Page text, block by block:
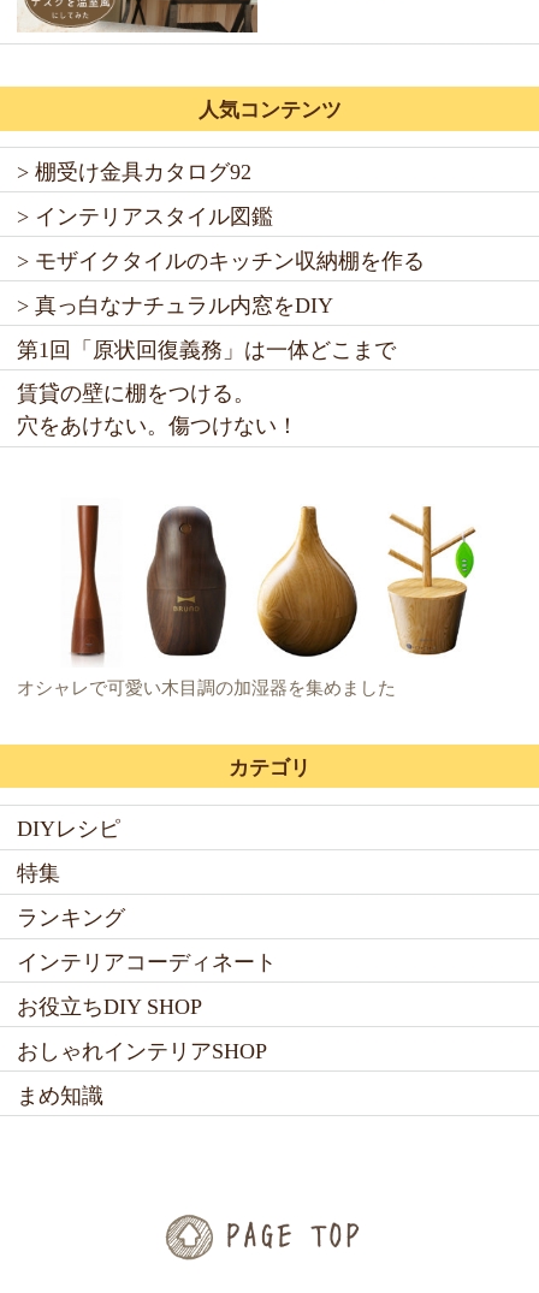
人気コンテンツ
> 棚受け金具カタログ92
> インテリアスタイル図鑑
> モザイクタイルのキッチン収納棚を作る
> 真っ白なナチュラル内窓をDIY
第1回「原状回復義務」は一体どこまで
賃貸の壁に棚をつける。
穴をあけない。傷つけない！
オシャレで可愛い木目調の加湿器を集めました
カテゴリ
DIYレシピ
特集
ランキング
インテリアコーディネート
お役立ちDIY SHOP
おしゃれインテリアSHOP
まめ知識